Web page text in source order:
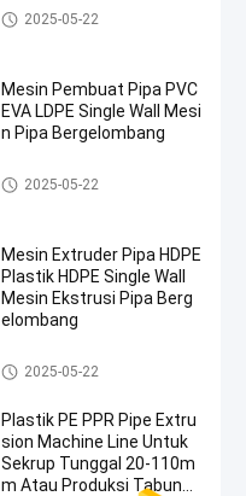
Mesin Extruder Pipa HDPE
2025-05-22
Mesin Pembuat Pipa PVC
EVA LDPE Single Wall Mesi
n Pipa Bergelombang
Mesin Extruder Pipa HDPE
2025-05-22
Mesin Extruder Pipa HDPE
Plastik HDPE Single Wall
Mesin Ekstrusi Pipa Berg
elombang
Mesin Extruder Pipa HDPE
2025-05-22
Plastik PE PPR Pipe Extru
sion Machine Line Untuk
Sekrup Tunggal 20-110m
m Atau Produksi Tabung